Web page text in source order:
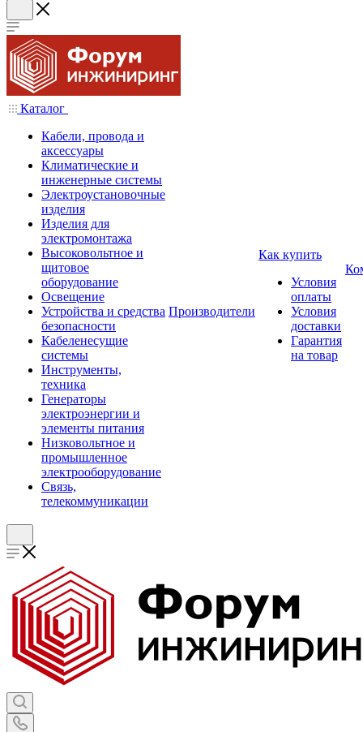
Каталог
Кабели, провода и
аксессуары
Климатические и
инженерные системы
Электроустановочные
изделия
Изделия для
электромонтажа
Высоковольтное и
щитовое
оборудование
Освещение
Устройства и средства
безопасности
Кабеленесущие
системы
Инструменты,
техника
Генераторы
электроэнергии и
элементы питания
Низковольтное и
промышленное
электрооборудование
Связь,
телекоммуникации
Производители
Как купить
Условия
оплаты
Условия
доставки
Гарантия
на товар